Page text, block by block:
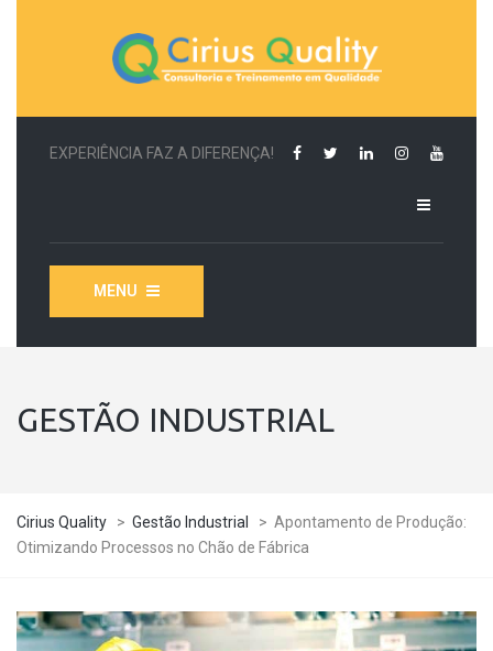
EXPERIÊNCIA FAZ A DIFERENÇA!
MENU
GESTÃO INDUSTRIAL
Cirius Quality > Gestão Industrial > Apontamento de Produção:
Otimizando Processos no Chão de Fábrica